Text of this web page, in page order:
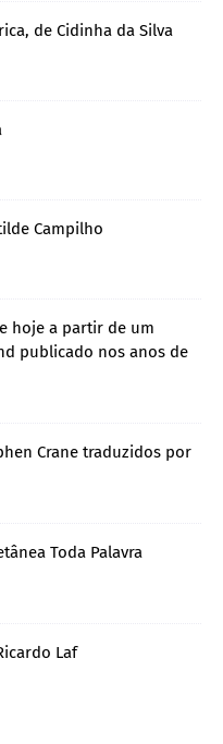
de Cidinha da Silva
Campilho
hoje a partir de um
publicado nos anos de
Crane traduzidos por
Toda Palavra
Laf